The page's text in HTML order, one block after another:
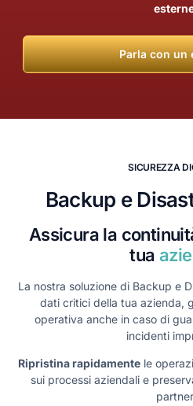
Parla con un
SICUREZZADI
Backup e
Assicura la
tua
La nostra soluzione di Backup e
dati critici della tua azienda,
operativa anche in caso di
incidenti
Ripristina rapidamente le
sui processi aziendali e